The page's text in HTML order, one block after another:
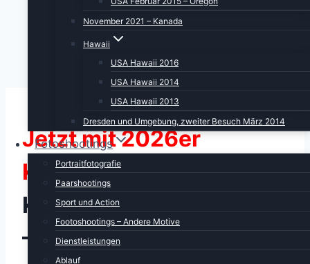
November 2021 – Kanada
Hawaii
USA Hawaii 2016
USA Hawaii 2014
USA Hawaii 2013
Dresden und Umgebung, zweiter Besuch März 2014
Fotoshootings
Portraitfotografie
Paarshootings
Sport und Action
Footoshootings – Andere Motive
Dienstleistungen
Ablauf
Jetzt mit 2026er
Kalendarium
Kalender “Sierra Nevada
– Höhe 3000”